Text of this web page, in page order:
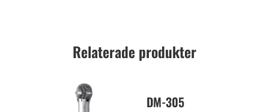
Relaterade produkter
DM-305